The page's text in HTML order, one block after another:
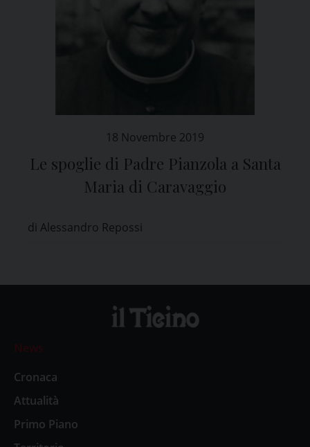
18 Novembre 2019
Le spoglie di Padre Pianzola a Santa
Maria di Caravaggio
di Alessandro Repossi
News
Cronaca
Attualità
Primo Piano